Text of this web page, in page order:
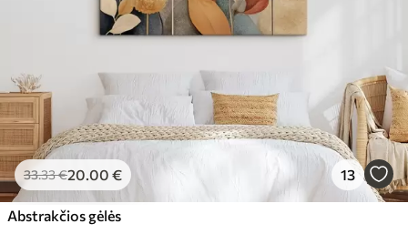
33.33€20.00 € 13
Abstrakčios gėlės